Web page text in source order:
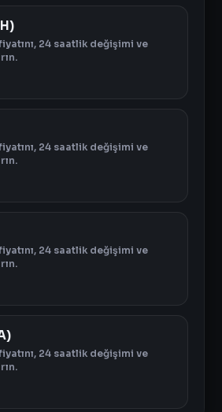
24 saatlik değişimi ve
24 saatlik değişimi ve
24 saatlik değişimi ve
24 saatlik değişimi ve